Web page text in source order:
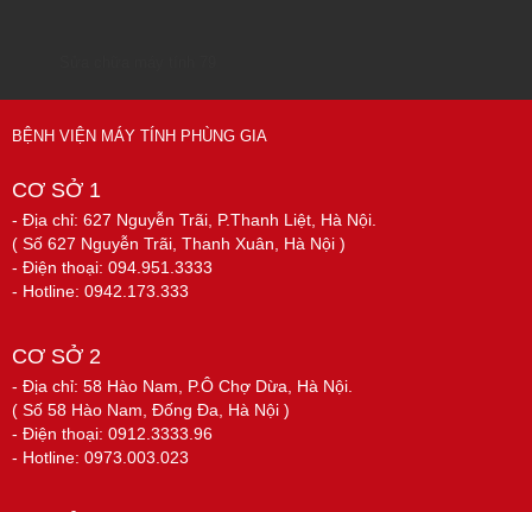
BỆNH VIỆN MÁY TÍNH PHÙNG GIA
CƠ SỞ 1
- Địa chỉ: 627 Nguyễn Trãi, P.Thanh Liệt, Hà Nội.
( Số 627 Nguyễn Trãi, Thanh Xuân, Hà Nội )
- Điện thoại: 094.951.3333
- Hotline: 0942.173.333
CƠ SỞ 2
- Địa chỉ: 58 Hào Nam, P.Ô Chợ Dừa, Hà Nội.
( Số 58 Hào Nam, Đống Đa, Hà Nội )
- Điện thoại: 0912.3333.96
- Hotline: 0973.003.023